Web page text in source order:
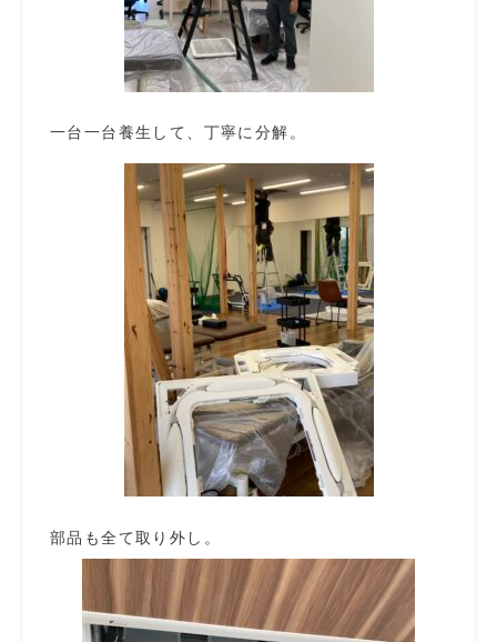
一台一台養生して、丁寧に分解。
部品も全て取り外し。